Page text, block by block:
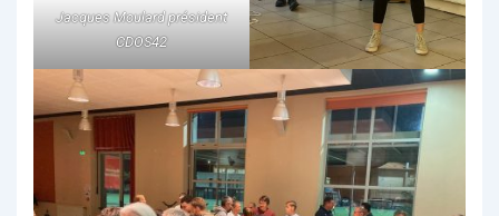
Jacques Moulard président
CDOS42